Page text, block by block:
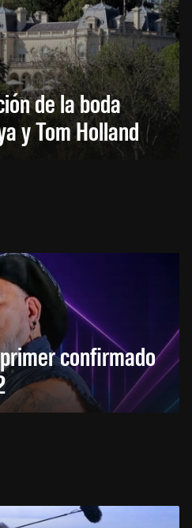
de la boda
y Tom Holland
confirmado